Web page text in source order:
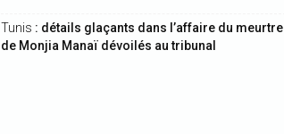
Tunis : détails glaçants dans l’affaire du meurtre
de Monjia Manaï dévoilés au tribunal